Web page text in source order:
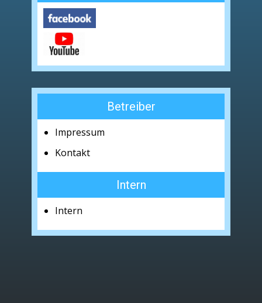
Betreiber
Impressum
Kontakt
Intern
Intern